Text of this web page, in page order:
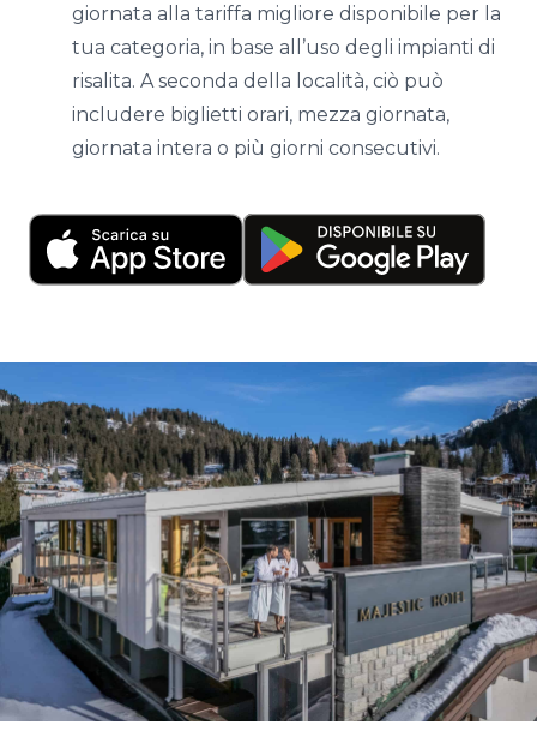
giornata alla tariffa migliore disponibile per la
tua categoria, in base all’uso degli impianti di
risalita. A seconda della località, ciò può
includere biglietti orari, mezza giornata,
giornata intera o più giorni consecutivi.